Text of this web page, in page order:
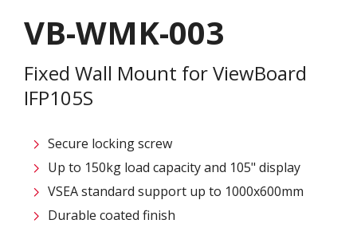
VB-WMK-003
Fixed Wall Mount for ViewBoard
IFP105S
Secure locking screw
Up to 150kg load capacity and 105" display
VSEA standard support up to 1000x600mm
Durable coated finish